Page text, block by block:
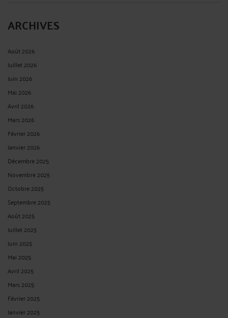
ARCHIVES
Août 2026
Juillet 2026
Juin 2026
Mai 2026
Avril 2026
Mars 2026
Février 2026
Janvier 2026
Décembre 2025
Novembre 2025
Octobre 2025
Septembre 2025
Août 2025
Juillet 2025
Juin 2025
Mai 2025
Avril 2025
Mars 2025
Février 2025
Janvier 2025